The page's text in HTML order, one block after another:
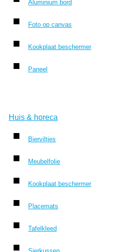
Aluminium bord
Foto op canvas
Kookplaat beschermer
Paneel
Huis & horeca
Bierviltjes
Meubelfolie
Kookplaat beschermer
Placemats
Tafelkleed